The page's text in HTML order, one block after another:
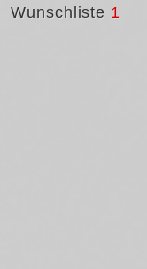
Wunschliste 1